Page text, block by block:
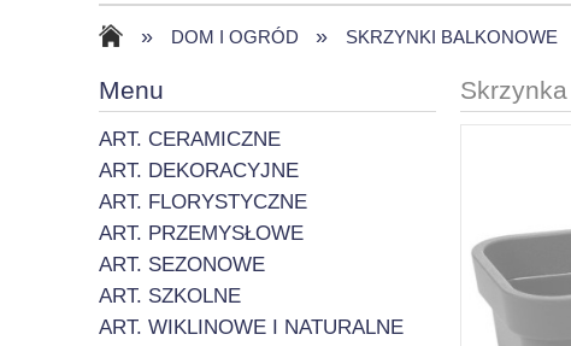
KWIATY PIANKOWE SOLARY
» DOM I OGRÓD » SKRZYNKI BALKONOWE
Menu
ART. CERAMICZNE
ART. DEKORACYJNE
ART. FLORYSTYCZNE
ART. PRZEMYSŁOWE
ART. SEZONOWE
ART. SZKOLNE
ART. WIKLINOWE I NATURALNE